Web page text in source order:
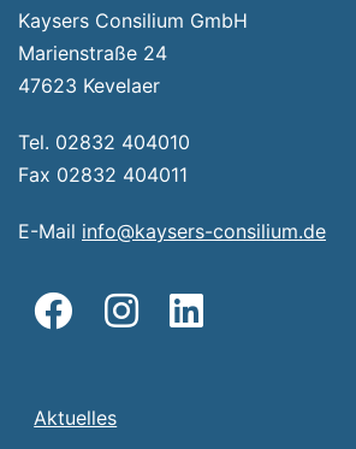
Kaysers Consilium GmbH
Marienstraße 24
47623 Kevelaer
Tel. 02832 404010
Fax 02832 404011
E-Mail info@kaysers-consilium.de
Aktuelles